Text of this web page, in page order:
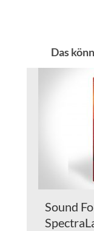
Das
Sound